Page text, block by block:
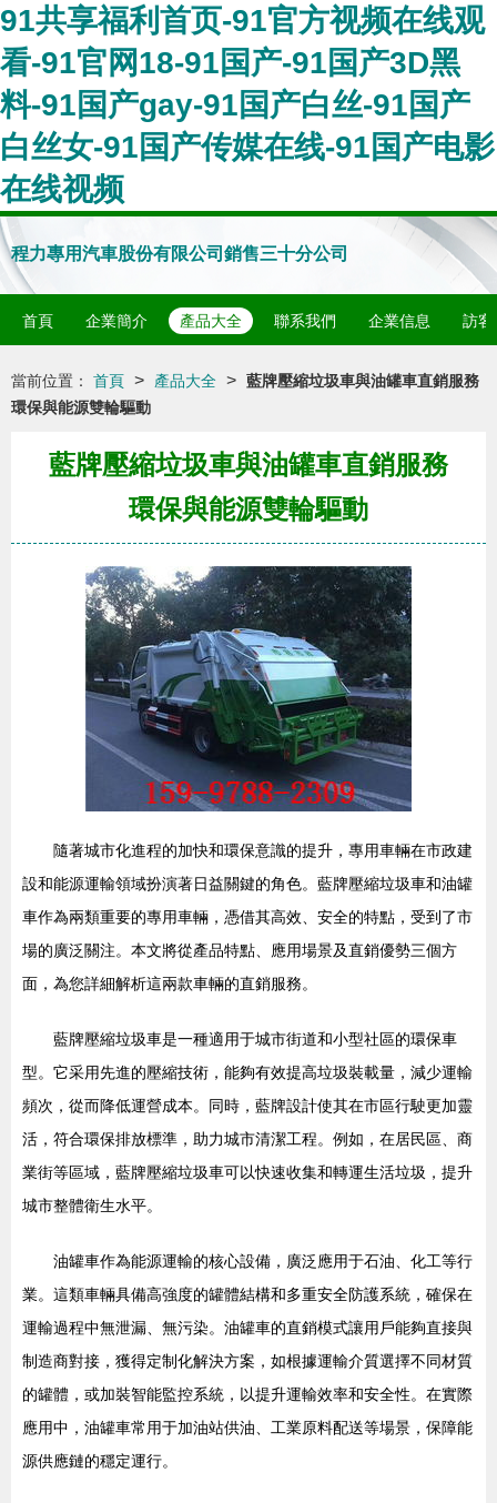
91共享福利首页-91官方视频在线观
看-91官网18-91国产-91国产3D黑
料-91国产gay-91国产白丝-91国产
白丝女-91国产传媒在线-91国产电影
在线视频
程力專用汽車股份有限公司銷售三十分公司
首頁 企業簡介 產品大全 聯系我們 企業信息 訪客
當前位置： 首頁 > 產品大全 > 藍牌壓縮垃圾車與油罐車直銷服務
環保與能源雙輪驅動
藍牌壓縮垃圾車與油罐車直銷服務
環保與能源雙輪驅動
隨著城市化進程的加快和環保意識的提升，專用車輛在市政建
設和能源運輸領域扮演著日益關鍵的角色。藍牌壓縮垃圾車和油罐
車作為兩類重要的專用車輛，憑借其高效、安全的特點，受到了市
場的廣泛關注。本文將從產品特點、應用場景及直銷優勢三個方
面，為您詳細解析這兩款車輛的直銷服務。
藍牌壓縮垃圾車是一種適用于城市街道和小型社區的環保車
型。它采用先進的壓縮技術，能夠有效提高垃圾裝載量，減少運輸
頻次，從而降低運營成本。同時，藍牌設計使其在市區行駛更加靈
活，符合環保排放標準，助力城市清潔工程。例如，在居民區、商
業街等區域，藍牌壓縮垃圾車可以快速收集和轉運生活垃圾，提升
城市整體衛生水平。
油罐車作為能源運輸的核心設備，廣泛應用于石油、化工等行
業。這類車輛具備高強度的罐體結構和多重安全防護系統，確保在
運輸過程中無泄漏、無污染。油罐車的直銷模式讓用戶能夠直接與
制造商對接，獲得定制化解決方案，如根據運輸介質選擇不同材質
的罐體，或加裝智能監控系統，以提升運輸效率和安全性。在實際
應用中，油罐車常用于加油站供油、工業原料配送等場景，保障能
源供應鏈的穩定運行。